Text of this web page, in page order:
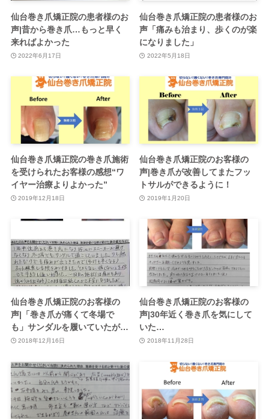
仙台巻き爪矯正院の患者様のお
声|昔から巻き爪…もっと早く
来ればよかった
2022年6月17日
仙台巻き爪矯正院の患者様のお
声「痛みも治まり、歩くのが楽
になりました」
2022年5月18日
仙台巻き爪矯正院の巻き爪施術
を受けられたお客様の感想“ワ
イヤー治療よりよかった”
2019年12月18日
仙台巻き爪矯正院のお客様の
声|巻き爪が改善してまたフッ
トサルができるように！
2019年1月20日
仙台巻き爪矯正院のお客様の
声|「巻き爪が痛くて冬場で
も」サンダルを履いていたが…
2018年12月16日
仙台巻き爪矯正院のお客様の
声|30年近く巻き爪を気にして
いた…
2018年11月28日